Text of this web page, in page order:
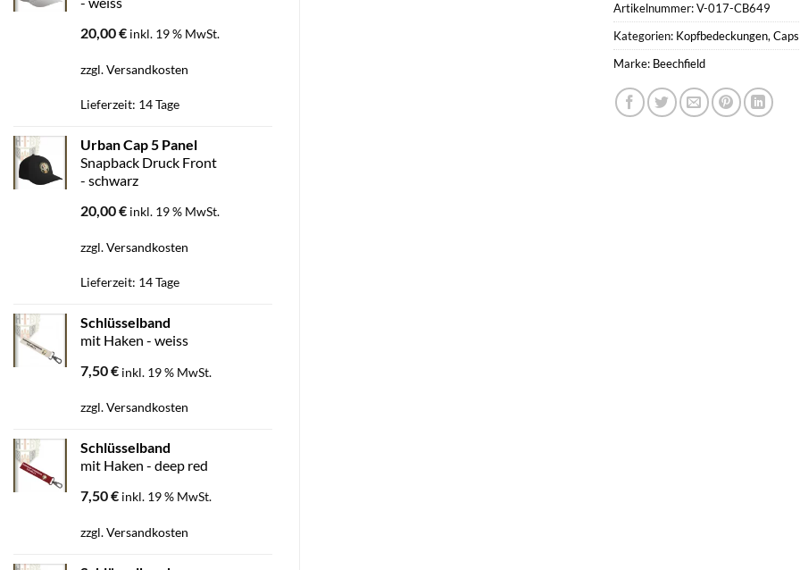
Artikelnummer:V-017-CB649
Kategorien: Kopfbedeckungen,
Marke: Beechfield
20,00€ inkl. 19 % MwSt.
zzgl.Versandkosten
Lieferzeit: 14 Tage
Urban Cap 5 Panel
Snapback Druck Front
- schwarz
20,00€ inkl. 19 % MwSt.
zzgl.Versandkosten
Lieferzeit: 14 Tage
Schlüsselband
mit Haken - weiss
7,50€ inkl. 19 % MwSt.
zzgl.Versandkosten
Schlüsselband
mit Haken - deep red
7,50€ inkl. 19 % MwSt.
zzgl.Versandkosten